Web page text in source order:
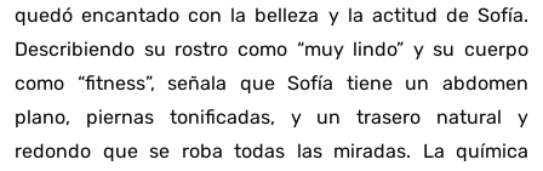
quedó encantado con la belleza y la actitud de Sofía.
Describiendo su rostro como “muy lindo” y su cuerpo
como “fitness”, señala que Sofía tiene un abdomen
plano, piernas tonificadas, y un trasero natural y
redondo que se roba todas las miradas. La química